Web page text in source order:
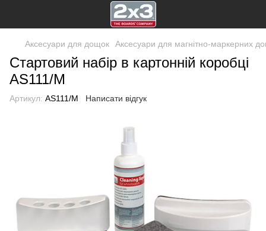
Аксесуари для дощок Аксесуари для магнітно-маркерних
Стартовий набір в картонній коробці
AS111/M
Артикул: AS111/M Написати відгук